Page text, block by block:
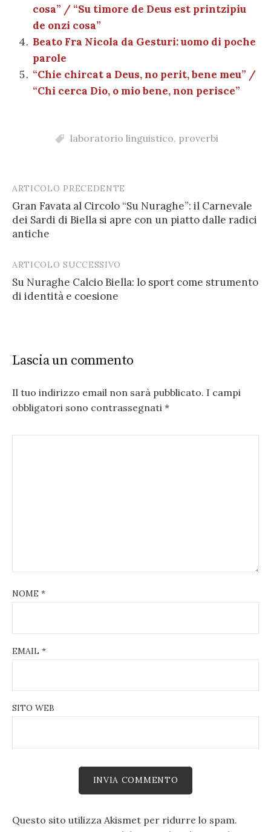
cosa” / “Su timore de Deus est printzipiu
de onzi cosa”
Beato Fra Nicola da Gesturi: uomo di poche
parole
“Chie chircat a Deus, no perit, bene meu” /
“Chi cerca Dio, o mio bene, non perisce”
laboratorio linguistico, proverbi
Post
navigation
ARTICOLO PRECEDENTE
Gran Favata al Circolo “Su Nuraghe”: il Carnevale
dei Sardi di Biella si apre con un piatto dalle radici
antiche
ARTICOLO SUCCESSIVO
Su Nuraghe Calcio Biella: lo sport come strumento
di identità e coesione
Lascia un commento
Il tuo indirizzo email non sarà pubblicato. I campi
obbligatori sono contrassegnati *
NOME *
EMAIL *
SITO WEB
Questo sito utilizza Akismet per ridurre lo spam.